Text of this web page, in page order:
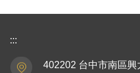
:::
402202 台中市南區